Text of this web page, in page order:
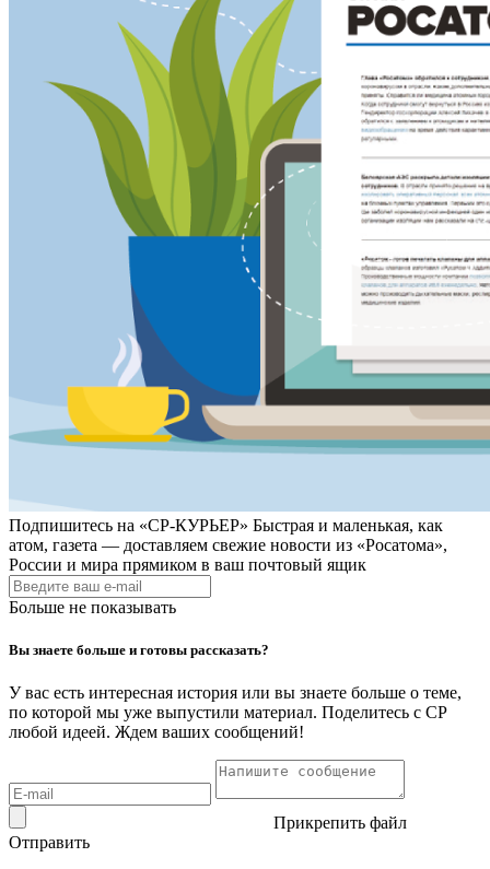
Подпишитесь на «СР-КУРЬЕР» Быстрая и маленькая, как
атом, газета — доставляем свежие новости из «Росатома»,
России и мира прямиком в ваш почтовый ящик
Больше не показывать
Вы знаете больше и готовы рассказать?
У вас есть интересная история или вы знаете больше о теме,
по которой мы уже выпустили материал. Поделитесь с СР
любой идеей. Ждем ваших сообщений!
Прикрепить файл
Отправить